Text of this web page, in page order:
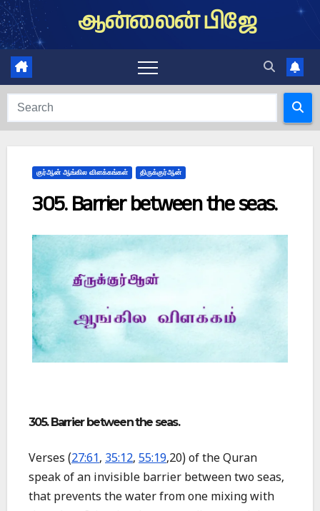
Skip
to
content
ஆன்லைன் பிஜே
குர்ஆன் ஆங்கில விளக்கங்கள் திருக்குர்ஆன்
305. Barrier between the seas.
305. Barrier between the seas.
Verses (27:61, 35:12, 55:19,20) of the Quran
speak of an invisible barrier between two seas,
that prevents the water from one mixing with